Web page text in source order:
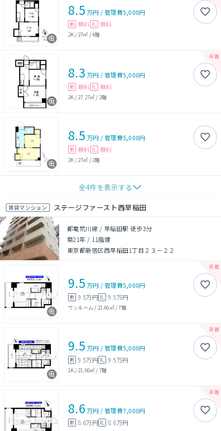
8.5 万円 /管理費5,000円
敷 無料 礼 無料
2K / 27㎡ /4階
8.3 万円 /管理費5,000円
敷 無料 礼 無料
2K / 27.27㎡ / 2階
8.5 万円 /管理費5,000円
敷 無料 礼 無料
2K / 27㎡ / 2階
全4件を表示する
賃貸マンション ステージファースト西早稲田
都電荒川線 / 早稲田駅 徒歩3分
築21年 / 11階建
東京都新宿区西早稲田1丁目２３－２２
9.5 万円 /管理費5,000円
敷 9.5万円礼 9.5万円
ワンルーム / 21.66㎡/7階
9.5 万円 /管理費5,000円
敷 9.5万円礼 9.5万円
1K / 21.66㎡ / 7階
8.6 万円 /管理費7,000円
敷 8.6万円礼 8.6万円